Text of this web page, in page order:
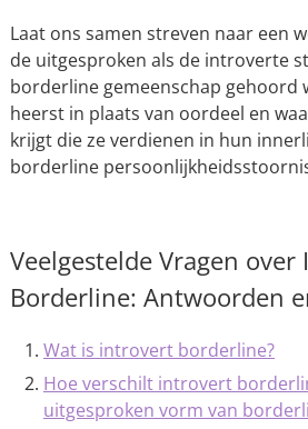
Laat ons samen streven naar een
de uitgesproken als de introverte
borderline gemeenschap gehoord
heerst in plaats van oordeel en
krijgt die ze verdienen in hun
borderline
Veelgestelde Vragen
Borderline: Antwoorden
Wat is introvert borderline?
Hoe verschilt introvert
uitgesproken vorm van